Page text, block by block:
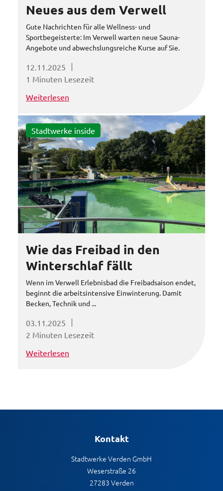
Neues aus dem Verwell
Gute Nachrichten für alle Wellness- und
Sportbegeisterte: Im Verwell warten neue Sauna-
Angebote und abwechslungsreiche Kurse auf Sie.
12.11.2025
1 Minuten Lesezeit
Weiterlesen
Stadtwerke inside
Wie das Freibad in den
Winterschlaf fällt
Wenn im Verwell Erlebnisbad die Freibadsaison endet,
beginnt die arbeitsintensive Einwinterung. Damit
Becken, Technik und ...
03.11.2025
2 Minuten Lesezeit
Weiterlesen
Kontakt
Stadtwerke Verden GmbH
Weserstraße 26
27283 Verden